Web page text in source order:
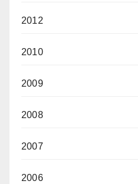
2012
2010
2009
2008
2007
2006